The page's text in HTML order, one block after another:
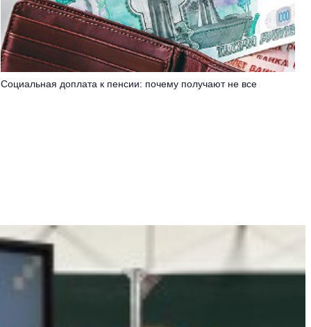
Социальная доплата к пенсии: почему получают не все